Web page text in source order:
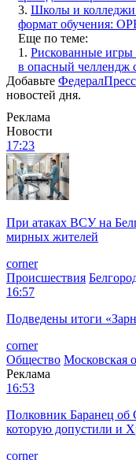
3. Школы и колледжи
формат обучения:
Еще по теме:
1. Рискованные
в опасный челлендж
Добавьте ФедералПресс
новостей дня.
Реклама
Новости
17:23
При атаках ВСУ на
мирных жителей
corner
Происшествия
16:57
Подведены итоги
corner
Общество Московская
Реклама
16:53
Полковник Баранец
которую допустили и
corner